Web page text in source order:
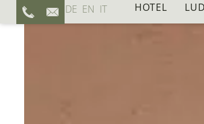
DE EN IT HOTEL